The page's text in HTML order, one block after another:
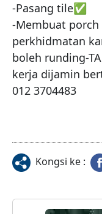
-Pasang tile✅
-Membuat
perkhidmatan
boleh runding-
kerja dijamin
012 3704483
Kongsi ke :